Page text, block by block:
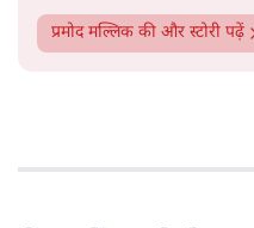
प्रमोद मल्लिक की और स्टोरी पढ़ें